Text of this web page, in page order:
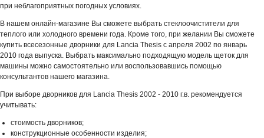
при неблагоприятных погодных условиях.
В нашем онлайн-магазине Вы сможете выбрать стеклоочистители для
теплого или холодного времени года. Кроме того, при желании Вы сможете
купить всесезонные дворники для Lancia Thesis с апреля 2002 по январь
2010 года выпуска. Выбрать максимально подходящую модель щеток для
машины можно самостоятельно или воспользовавшись помощью
консультантов нашего магазина.
При выборе дворников для Lancia Thesis 2002 - 2010 г.в. рекомендуется
учитывать:
стоимость дворников;
конструкционные особенности изделия;